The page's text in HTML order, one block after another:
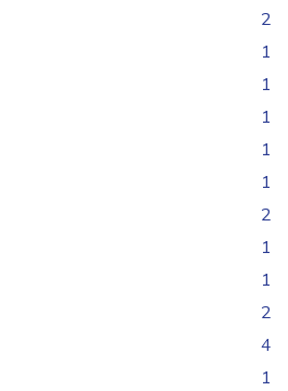
2
1
1
1
1
1
2
1
1
2
4
1